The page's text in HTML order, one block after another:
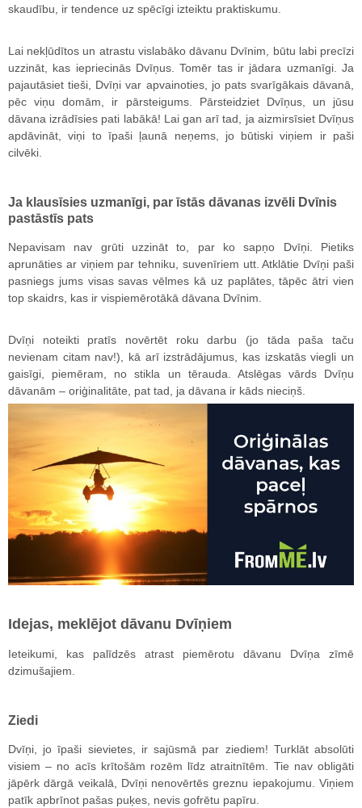
skaudību, ir tendence uz spēcīgi izteiktu praktiskumu.
Lai nekļūdītos un atrastu vislabāko dāvanu Dvīnim, būtu labi precīzi
uzzināt, kas iepriecinās Dvīņus. Tomēr tas ir jādara uzmanīgi. Ja
pajautāsiet tieši, Dvīņi var apvainoties, jo pats svarīgākais dāvanā,
pēc viņu domām, ir pārsteigums. Pārsteidziet Dvīņus, un jūsu
dāvana izrādīsies pati labākā! Lai gan arī tad, ja aizmirsīsiet Dvīņus
apdāvināt, viņi to īpaši ļaunā neņems, jo būtiski viņiem ir paši
cilvēki.
Ja klausīsies uzmanīgi, par īstās dāvanas izvēli Dvīnis
pastāstīs pats
Nepavisam nav grūti uzzināt to, par ko sapņo Dvīņi. Pietiks
aprunāties ar viņiem par tehniku, suvenīriem utt. Atklātie Dvīņi paši
pasniegs jums visas savas vēlmes kā uz paplātes, tāpēc ātri vien
top skaidrs, kas ir vispiemērotākā dāvana Dvīnim.
Dvīņi noteikti pratīs novērtēt roku darbu (jo tāda paša taču
nevienam citam nav!), kā arī izstrādājumus, kas izskatās viegli un
gaisīgi, piemēram, no stikla un tērauda. Atslēgas vārds Dvīņu
dāvanām – oriģinalitāte, pat tad, ja dāvana ir kāds nieciņš.
Idejas, meklējot dāvanu Dvīņiem
Ieteikumi, kas palīdzēs atrast piemērotu dāvanu Dvīņa zīmē
dzimušajiem.
Ziedi
Dvīņi, jo īpaši sievietes, ir sajūsmā par ziediem! Turklāt absolūti
visiem – no acīs krītošām rozēm līdz atraitnītēm. Tie nav obligāti
jāpērk dārgā veikalā, Dvīņi nenovērtēs greznu iepakojumu. Viņiem
patīk apbrīnot pašas puķes, nevis gofrētu papīru.